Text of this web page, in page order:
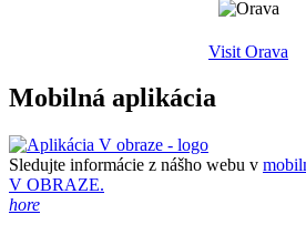
Visit Orava
Mobilná aplikácia
Sledujte informácie z nášho webu v
V OBRAZE.
hore